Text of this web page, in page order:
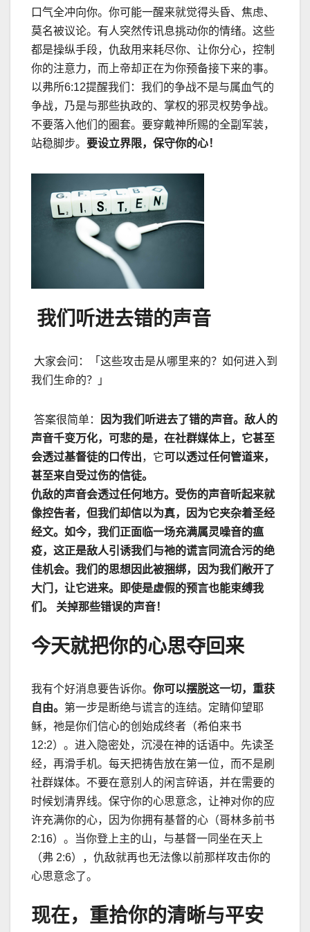
口气全冲向你。你可能一醒来就觉得头昏、焦虑、
莫名被议论。有人突然传讯息挑动你的情绪。这些
都是操纵手段，仇敌用来耗尽你、让你分心，控制
你的注意力，而上帝却正在为你预备接下来的事。
以弗所6:12提醒我们：我们的争战不是与属血气的
争战，乃是与那些执政的、掌权的邪灵权势争战。
不要落入他们的圈套。要穿戴神所赐的全副军装，
站稳脚步。 要设立界限，保守你的心！
我们听进去错的声音
大家会问：「这些攻击是从哪里来的？如何进入到
我们生命的？」
答案很简单：
因为我们听进去了错的声音。敌人的
声音千变万化，可悲的是，在社群媒体上，它甚至
会透过基督徒的口传出，它可以透过任何管道来，
甚至来自受过伤的信徒。
仇敌的声音会透过任何地方。受伤的声音听起来就
像控告者，但我们却信以为真，因为它夹杂着圣经
经文。如今，我们正面临一场充满属灵噪音的瘟
疫，这正是敌人引诱我们与祂的谎言同流合污的绝
佳机会。我们的思想因此被捆绑，因为我们敞开了
大门，让它进来。即使是虚假的预言也能束缚我
们。
关掉那些错误的声音！
今天就把你的心思夺回来
我有个好消息要告诉你。 你可以摆脱这一切，重获
自由。 第一步是断绝与谎言的连结。定睛仰望耶
稣，祂是你们信心的创始成终者（希伯来书
12:2）。进入隐密处，沉浸在神的话语中。先读圣
经，再滑手机。每天把祷告放在第一位，而不是刷
社群媒体。不要在意别人的闲言碎语，并在需要的
时候划清界线。保守你的心思意念，让神对你的应
许充满你的心，因为你拥有基督的心（哥林多前书
2:16）。当你登上主的山，与基督一同坐在天上
（弗 2:6），仇敌就再也无法像以前那样攻击你的
心思意念了。
现在，重拾你的清晰与平安